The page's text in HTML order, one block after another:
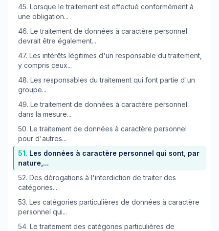
45. Lorsque le traitement est effectué conformément à
une obligation...
46. Le traitement de données à caractère personnel
devrait être également...
47. Les intérêts légitimes d'un responsable du traitement,
y compris ceux...
48. Les responsables du traitement qui font partie d'un
groupe...
49. Le traitement de données à caractère personnel
dans la mesure...
50. Le traitement de données à caractère personnel
pour d'autres...
51. Les données à caractère personnel qui sont, par
nature,...
52. Des dérogations à l'interdiction de traiter des
catégories...
53. Les catégories particulières de données à caractère
personnel qui...
54. Le traitement des catégories particulières de